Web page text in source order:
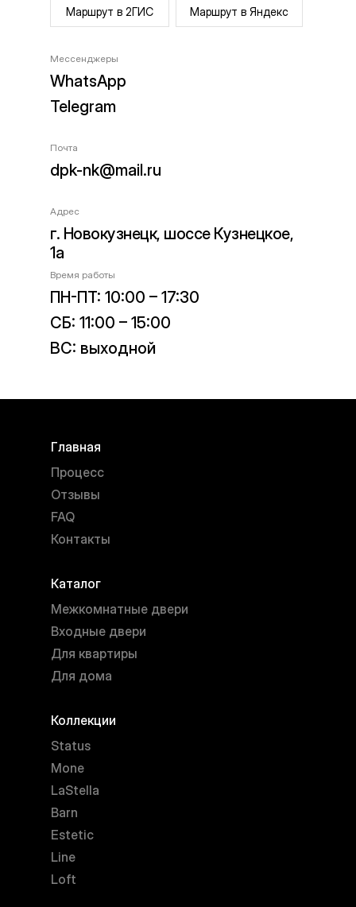
Мессенджеры
WhatsApp
Telegram
Почта
dpk-nk@mail.ru
Время работы
ПН-ПТ: 10:00 – 17:30
СБ: 11:00 – 15:00
ВС: выходной
Адрес
г. Новокузнецк, шоссе Кузнецкое,
1а
Маршрут в 2ГИС Маршрут в Яндекс
Коллекции
Status
Mone
LaStella
Barn
Estetic
Line
Loft
Каталог
Межкомнатные двери
Входные двери
Для квартиры
Для дома
Главная
Процесс
Отзывы
FAQ
Контакты